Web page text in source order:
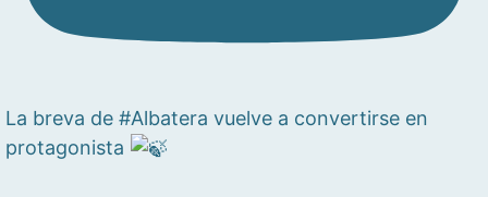
La breva de #Albatera vuelve a convertirse en
protagonista